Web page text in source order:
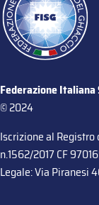
Federazione Italiana
© 2024
Iscrizione al
n.1562/2017 CF
Legale: Via Piranesi